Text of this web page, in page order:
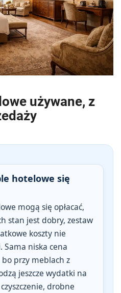
używane, z
hotelowe się
mogą się opłacać,
stan jest dobry, zestaw
koszty nie
Sama niska cena
przy meblach z
jeszcze wydatki na
drobne